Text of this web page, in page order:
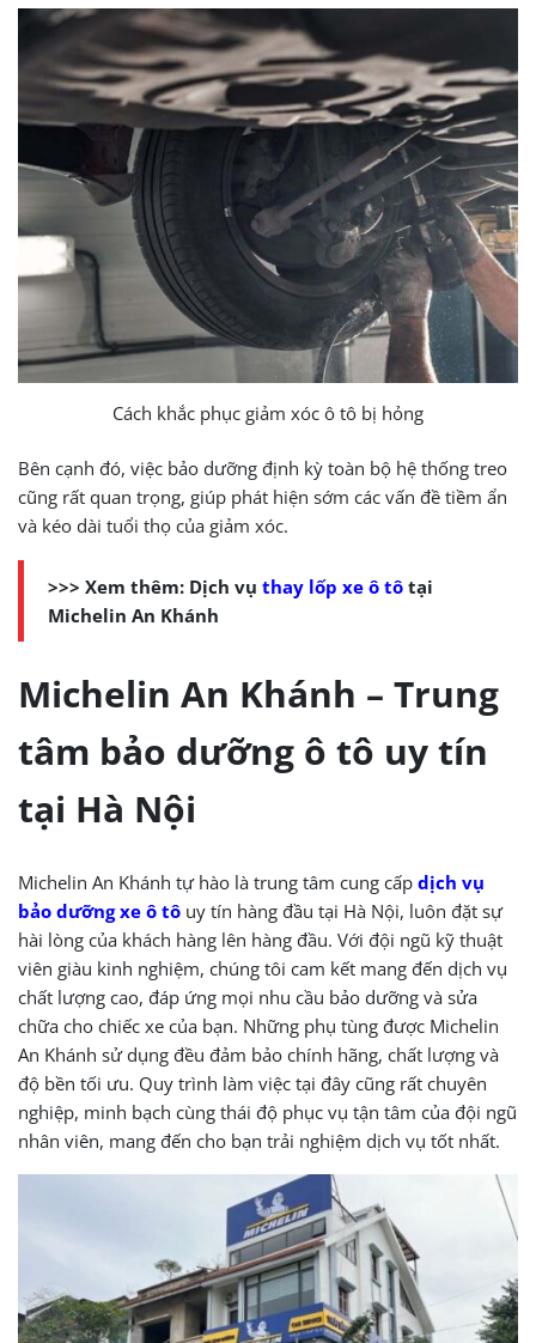
Cách khắc phục giảm xóc ô tô bị hỏng
Bên cạnh đó, việc bảo dưỡng định kỳ toàn bộ hệ thống treo
cũng rất quan trọng, giúp phát hiện sớm các vấn đề tiềm ẩn
và kéo dài tuổi thọ của giảm xóc.
>>> Xem thêm: Dịch vụ thay lốp xe ô tô tại
Michelin An Khánh
Michelin An Khánh – Trung
tâm bảo dưỡng ô tô uy tín
tại Hà Nội
Michelin An Khánh tự hào là trung tâm cung cấp dịch vụ
bảo dưỡng xe ô tô uy tín hàng đầu tại Hà Nội, luôn đặt sự
hài lòng của khách hàng lên hàng đầu. Với đội ngũ kỹ thuật
viên giàu kinh nghiệm, chúng tôi cam kết mang đến dịch vụ
chất lượng cao, đáp ứng mọi nhu cầu bảo dưỡng và sửa
chữa cho chiếc xe của bạn. Những phụ tùng được Michelin
An Khánh sử dụng đều đảm bảo chính hãng, chất lượng và
độ bền tối ưu. Quy trình làm việc tại đây cũng rất chuyên
nghiệp, minh bạch cùng thái độ phục vụ tận tâm của đội ngũ
nhân viên, mang đến cho bạn trải nghiệm dịch vụ tốt nhất.